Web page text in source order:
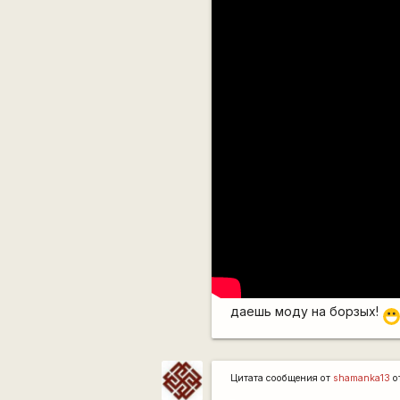
даешь моду на борзых! :D
Цитата сообщения от shamanka13